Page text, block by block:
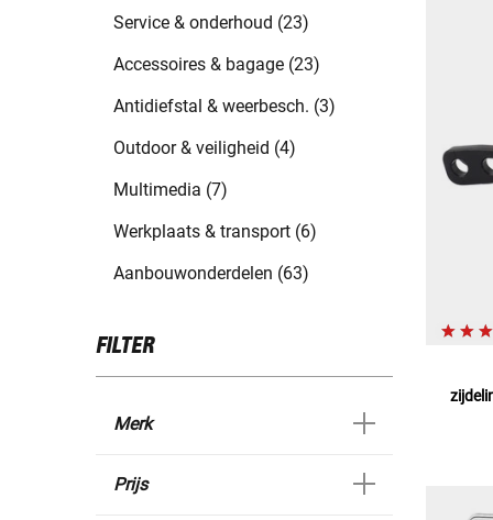
Service & onderhoud (23)
Accessoires & bagage (23)
Antidiefstal & weerbesch. (3)
Outdoor & veiligheid (4)
Multimedia (7)
Werkplaats & transport (6)
Aanbouwonderdelen (63)
FILTER
Merk
Prijs